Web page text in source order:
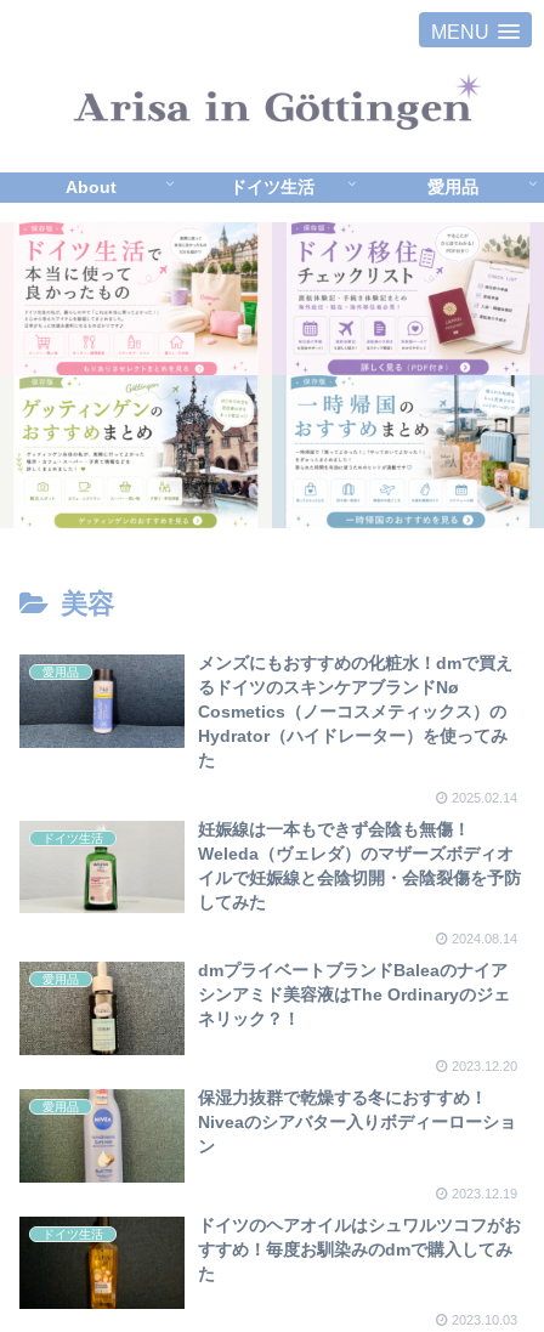
MENU
About ドイツ生活 愛用品
美容
愛用品
メンズにもおすすめの化粧水！dmで買え
るドイツのスキンケアブランドNø
Cosmetics（ノーコスメティックス）の
Hydrator（ハイドレーター）を使ってみ
た
2025.02.14
ドイツ生活
妊娠線は一本もできず会陰も無傷！
Weleda（ヴェレダ）のマザーズボディオ
イルで妊娠線と会陰切開・会陰裂傷を予防
してみた
2024.08.14
愛用品
dmプライベートブランドBaleaのナイア
シンアミド美容液はThe Ordinaryのジェ
ネリック？！
2023.12.20
愛用品
保湿力抜群で乾燥する冬におすすめ！
Niveaのシアバター入りボディーローショ
ン
2023.12.19
ドイツ生活
ドイツのヘアオイルはシュワルツコフがお
すすめ！毎度お馴染みのdmで購入してみ
た
2023.10.03